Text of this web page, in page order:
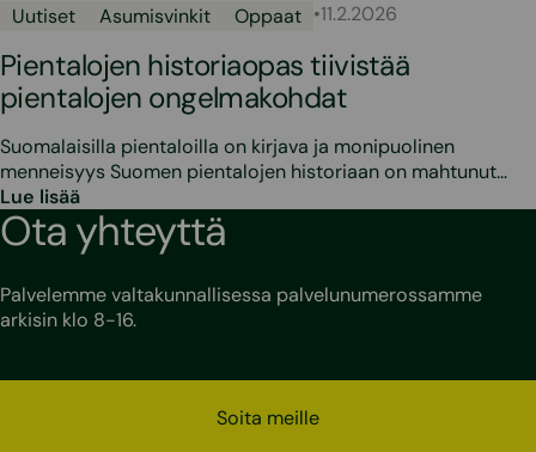
Uutiset Asumisvinkit Oppaat •11.2.2026
Pientalojen historiaopas tiivistää
pientalojen ongelmakohdat
Suomalaisilla pientaloilla on kirjava ja monipuolinen
menneisyys Suomen pientalojen historiaan on mahtunut…
Lue lisää
Ota yhteyttä
Palvelemme valtakunnallisessa palvelunumerossamme
arkisin klo 8-16.
Soita meille